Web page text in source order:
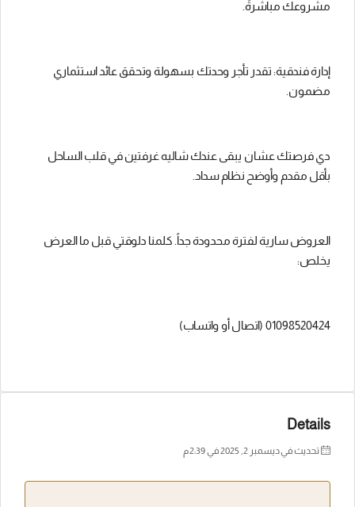
مشروعك مباشرةً.
إدارة فندقية: تقدر تأجر وحدتك بسهولة وتحقق عائد استثماري
مضمون.
دي فرصتك عشان يبقى عندك شاليه غرفتين في قلب الساحل
بأقل مقدم وأوضح نظام سداد.
العروض سارية لفترة محدودة جداً. كلمنا دلوقتي قبل ما العرض
يخلص:
01098520424 (اتصال أو واتساب)
Details
تحديث في ديسمبر 2, 2025 في 2:39 م